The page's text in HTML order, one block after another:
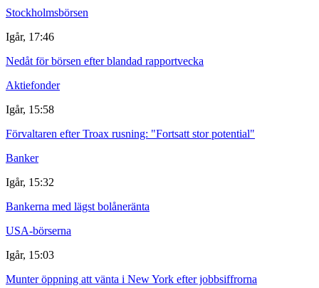
Stockholmsbörsen
Igår, 17:46
Nedåt för börsen efter blandad rapportvecka
Aktiefonder
Igår, 15:58
Förvaltaren efter Troax rusning: "Fortsatt stor potential"
Banker
Igår, 15:32
Bankerna med lägst bolåneränta
USA-börserna
Igår, 15:03
Munter öppning att vänta i New York efter jobbsiffrorna